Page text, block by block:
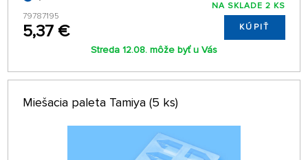
79787195
5,37 €
NA SKLADE 2 KS
KÚPIŤ
Streda 12.08. môže byť u Vás
Miešacia paleta Tamiya (5 ks)